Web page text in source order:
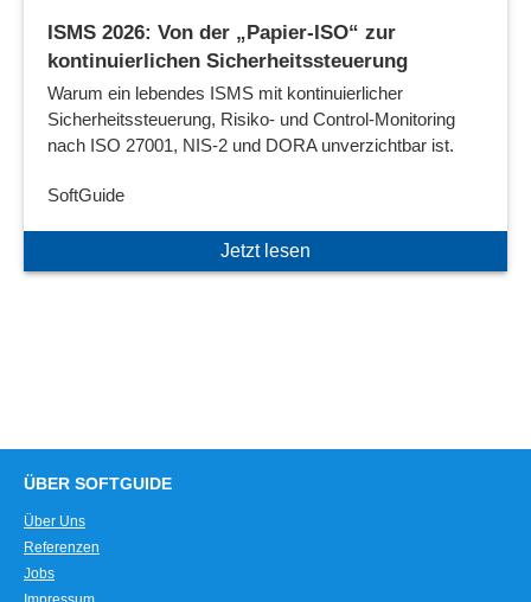
ISMS 2026: Von der „Papier-ISO“ zur
kontinuierlichen Sicherheitssteuerung
Warum ein lebendes ISMS mit kontinuierlicher
Sicherheitssteuerung, Risiko- und Control-Monitoring
nach ISO 27001, NIS-2 und DORA unverzichtbar ist.
SoftGuide
Jetzt lesen
ÜBER SOFTGUIDE
Über Uns
Referenzen
Jobs